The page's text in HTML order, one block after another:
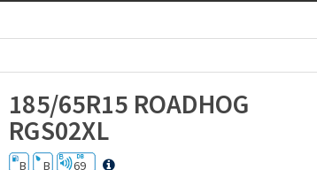
185/65R15 ROADHOG
RGS02XL
B B 69